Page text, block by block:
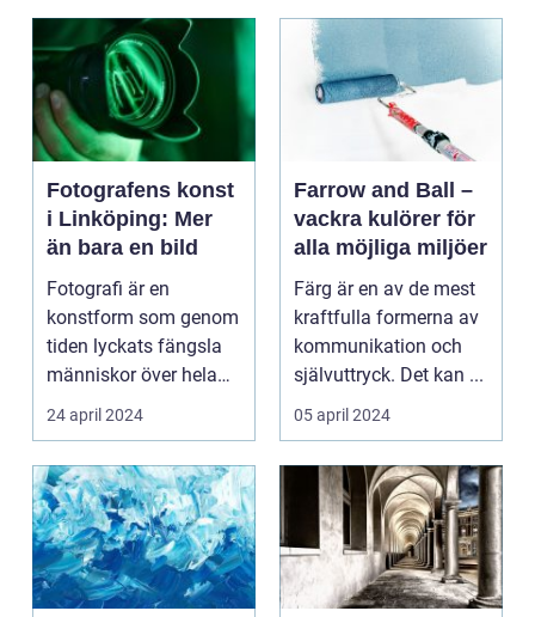
Fotografens konst
i Linköping: Mer
än bara en bild
Fotografi är en
konstform som genom
tiden lyckats fängsla
människor över hela
v&...
24 april 2024
Farrow and Ball –
vackra kulörer för
alla möjliga miljöer
Färg är en av de mest
kraftfulla formerna av
kommunikation och
självuttryck. Det kan ...
05 april 2024